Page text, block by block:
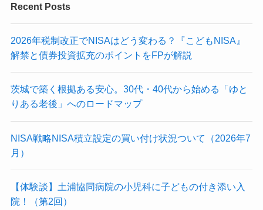
Recent Posts
2026年税制改正でNISAはどう変わる？『こどもNISA』
解禁と債券投資拡充のポイントをFPが解説
茨城で築く根拠ある安心。30代・40代から始める「ゆと
りある老後」へのロードマップ
NISA戦略NISA積立設定の買い付け状況ついて（2026年7
月）
【体験談】土浦協同病院の小児科に子どもの付き添い入
院！（第2回）